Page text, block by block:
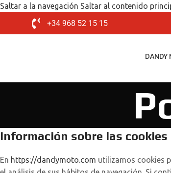
Saltar a la navegación Saltar al contenido
+34 968 52 15 15
DANDY
Información sobre las cookies
En https://dandymoto.com utilizamos cookies